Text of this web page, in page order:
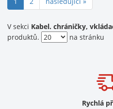
V sekci Kabel. chráničky,
produktů.
na stránku
Rychlá